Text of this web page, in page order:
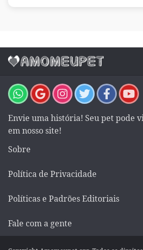
Envie uma história! Seu pet pode
em nosso site!
Sobre
Política de Privacidade
Políticas e Padrões Editoriais
Fale com a gente